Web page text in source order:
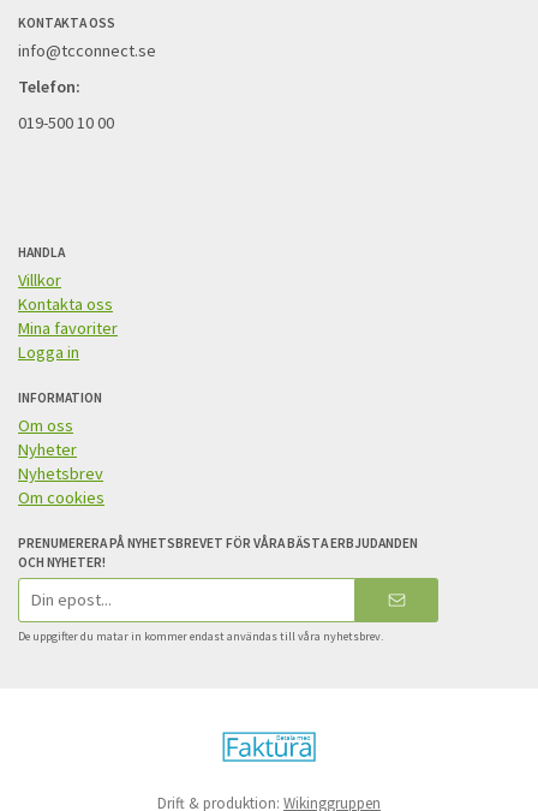
KONTAKTA OSS
info@tcconnect.se
Telefon:
019-500 10 00
HANDLA
Villkor
Kontakta oss
Mina favoriter
Logga in
INFORMATION
Om oss
Nyheter
Nyhetsbrev
Om cookies
PRENUMERERA PÅ NYHETSBREVET FÖR VÅRA BÄSTA ERBJUDANDEN
OCH NYHETER!
E-
postadress
De uppgifter du matar in kommer endast användas till våra nyhetsbrev.
Drift & produktion: Wikinggruppen